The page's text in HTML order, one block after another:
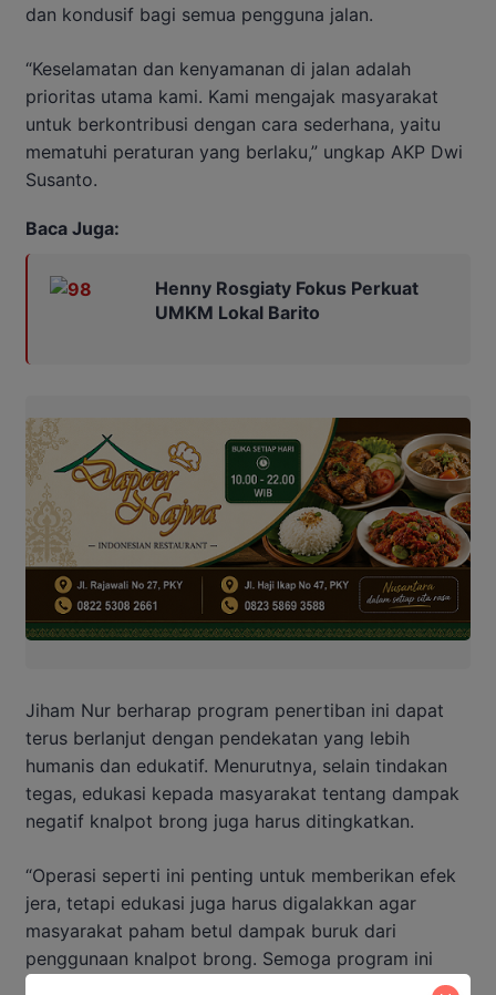
dan kondusif bagi semua pengguna jalan.
“Keselamatan dan kenyamanan di jalan adalah
prioritas utama kami. Kami mengajak masyarakat
untuk berkontribusi dengan cara sederhana, yaitu
mematuhi peraturan yang berlaku,” ungkap AKP Dwi
Susanto.
Baca Juga:
Henny Rosgiaty Fokus Perkuat
UMKM Lokal Barito
Jiham Nur berharap program penertiban ini dapat
terus berlanjut dengan pendekatan yang lebih
humanis dan edukatif. Menurutnya, selain tindakan
tegas, edukasi kepada masyarakat tentang dampak
negatif knalpot brong juga harus ditingkatkan.
“Operasi seperti ini penting untuk memberikan efek
jera, tetapi edukasi juga harus digalakkan agar
masyarakat paham betul dampak buruk dari
penggunaan knalpot brong. Semoga program ini
bisa membawa perubahan positif bagi Barito Utara,”